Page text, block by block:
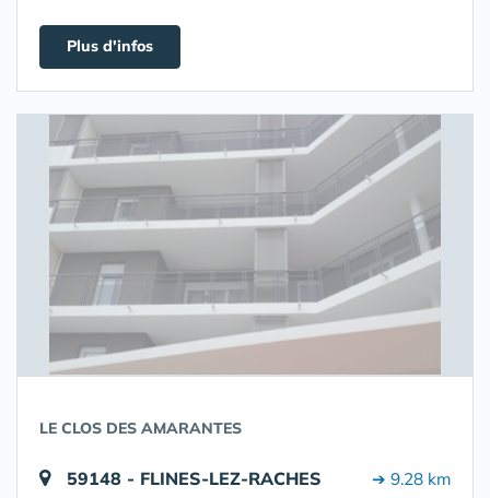
Plus d'infos
LE CLOS DES AMARANTES
59148 - FLINES-LEZ-RACHES ➔ 9.28 km